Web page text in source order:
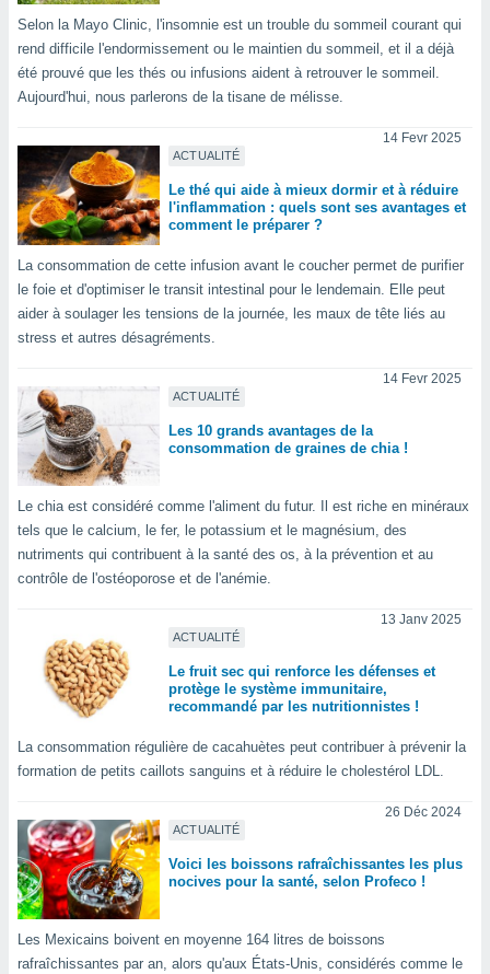
la
créer
pour
des
profils
des
des
les
le
et
les
le
de
par
Selon la Mayo Clinic, l'insomnie est un trouble du sommeil courant qui
rend difficile l'endormissement ou le maintien du sommeil, et il a déjà
été prouvé que les thés ou infusions aident à retrouver le sommeil.
Aujourd'hui, nous parlerons de la tisane de mélisse.
ACTUALITÉ
14 Fevr 2025
Le thé qui aide à mieux dormir et à réduire
l'inflammation : quels sont ses avantages et
comment le préparer ?
La consommation de cette infusion avant le coucher permet de purifier
le foie et d'optimiser le transit intestinal pour le lendemain. Elle peut
aider à soulager les tensions de la journée, les maux de tête liés au
stress et autres désagréments.
ACTUALITÉ
14 Fevr 2025
Les 10 grands avantages de la
consommation de graines de chia !
Le chia est considéré comme l'aliment du futur. Il est riche en minéraux
tels que le calcium, le fer, le potassium et le magnésium, des
nutriments qui contribuent à la santé des os, à la prévention et au
contrôle de l'ostéoporose et de l'anémie.
ACTUALITÉ
13 Janv 2025
Le fruit sec qui renforce les défenses et
protège le système immunitaire,
recommandé par les nutritionnistes !
La consommation régulière de cacahuètes peut contribuer à prévenir la
formation de petits caillots sanguins et à réduire le cholestérol LDL.
ACTUALITÉ
26 Déc 2024
Voici les boissons rafraîchissantes les plus
nocives pour la santé, selon Profeco !
Les Mexicains boivent en moyenne 164 litres de boissons
rafraîchissantes par an, alors qu'aux États-Unis, considérés comme le